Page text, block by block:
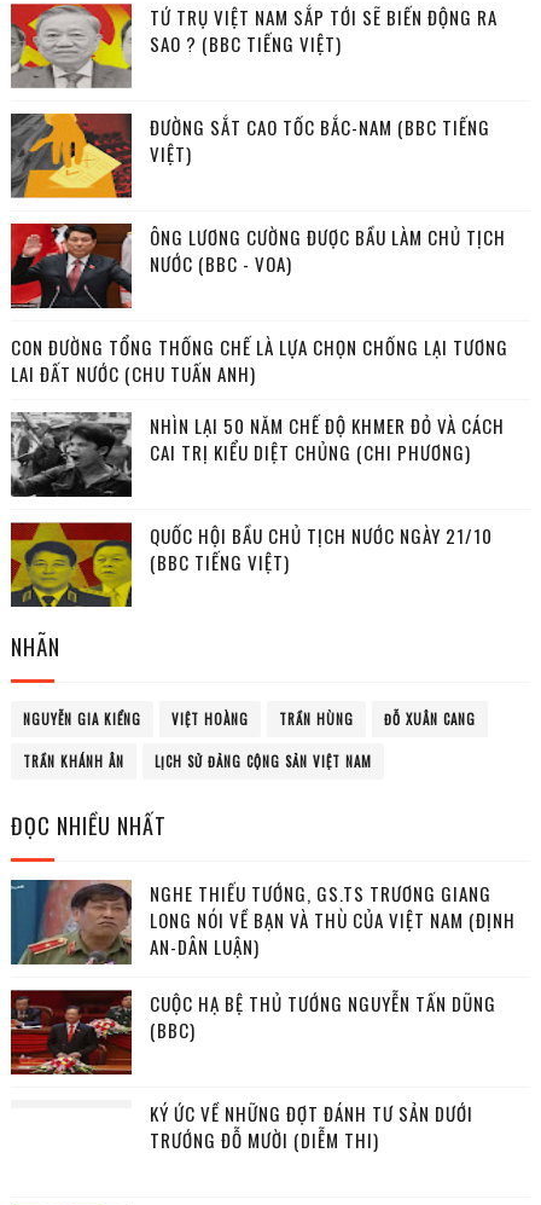
TỨ TRỤ VIỆT NAM SẮP TỚI SẼ BIẾN ĐỘNG RA
SAO ? (BBC TIẾNG VIỆT)
ĐƯỜNG SẮT CAO TỐC BẮC-NAM (BBC TIẾNG
VIỆT)
ÔNG LƯƠNG CƯỜNG ĐƯỢC BẦU LÀM CHỦ TỊCH
NƯỚC (BBC - VOA)
CON ĐƯỜNG TỔNG THỐNG CHẾ LÀ LỰA CHỌN CHỐNG LẠI TƯƠNG
LAI ĐẤT NƯỚC (CHU TUẤN ANH)
NHÌN LẠI 50 NĂM CHẾ ĐỘ KHMER ĐỎ VÀ CÁCH
CAI TRỊ KIỂU DIỆT CHỦNG (CHI PHƯƠNG)
QUỐC HỘI BẦU CHỦ TỊCH NƯỚC NGÀY 21/10
(BBC TIẾNG VIỆT)
NHÃN
NGUYỄN GIA KIỂNG VIỆT HOÀNG TRẦN HÙNG ĐỖ XUÂN CANG
TRẦN KHÁNH ÂN LỊCH SỬ ĐẢNG CỘNG SẢN VIỆT NAM
ĐỌC NHIỀU NHẤT
NGHE THIẾU TƯỚNG, GS.TS TRƯƠNG GIANG
LONG NÓI VỀ BẠN VÀ THÙ CỦA VIỆT NAM (ĐỊNH
AN-DÂN LUẬN)
CUỘC HẠ BỆ THỦ TƯỚNG NGUYỄN TẤN DŨNG
(BBC)
KÝ ỨC VỀ NHỮNG ĐỢT ĐÁNH TƯ SẢN DƯỚI
TRƯỚNG ĐỖ MƯỜI (DIỄM THI)